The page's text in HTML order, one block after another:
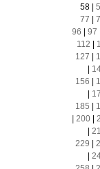
58|
77
96
97
112
127
156
185
200|
229